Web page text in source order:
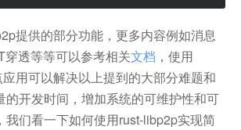
提供的部分功能，更多内容例如消息
穿透等等可以参考相关文档 ，使用
用可以解决以上提到的大部分难题和
的开发时间，增加系统的可维护性和可
我们看一下如何使用rust-libp2p实现简